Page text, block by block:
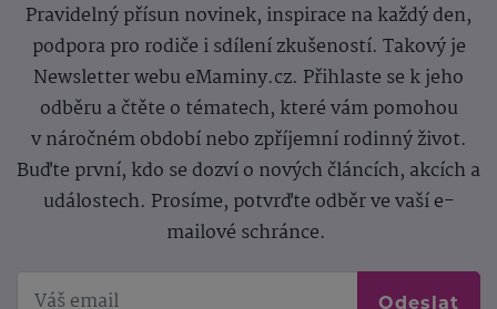
Pravidelný přísun novinek, inspirace na každý den,
podpora pro rodiče i sdílení zkušeností. Takový je
Newsletter webu eMaminy.cz. Přihlaste se k jeho
odběru a čtěte o tématech, které vám pomohou
v náročném období nebo zpříjemní rodinný život.
Buďte první, kdo se dozví o nových článcích, akcích a
událostech. Prosíme, potvrďte odběr ve vaší e-
mailové schránce.
Odeslat